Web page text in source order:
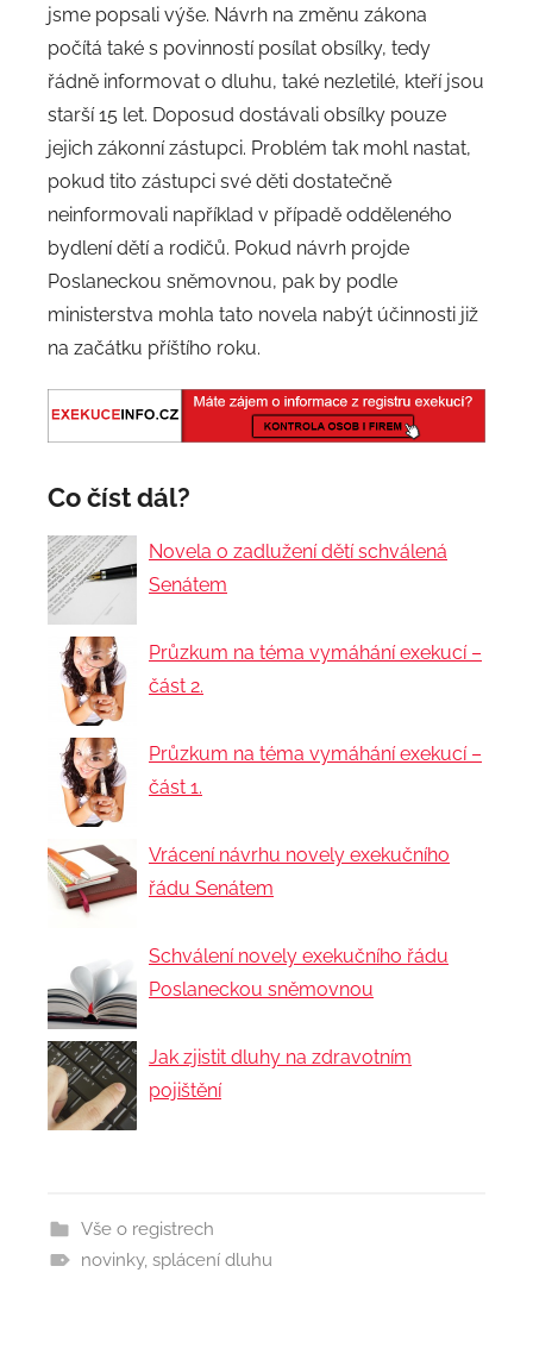
jsme popsali výše. Návrh na změnu zákona
počítá také s povinností posílat obsílky, tedy
řádně informovat o dluhu, také nezletilé, kteří jsou
starší 15 let. Doposud dostávali obsílky pouze
jejich zákonní zástupci. Problém tak mohl nastat,
pokud tito zástupci své děti dostatečně
neinformovali například v případě odděleného
bydlení dětí a rodičů. Pokud návrh projde
Poslaneckou sněmovnou, pak by podle
ministerstva mohla tato novela nabýt účinnosti již
na začátku příštího roku.
Co číst dál?
Novela o zadlužení dětí schválená
Senátem
Průzkum na téma vymáhání exekucí –
část 2.
Průzkum na téma vymáhání exekucí –
část 1.
Vrácení návrhu novely exekučního
řádu Senátem
Schválení novely exekučního řádu
Poslaneckou sněmovnou
Jak zjistit dluhy na zdravotním
pojištění
Vše o registrech
novinky, splácení dluhu